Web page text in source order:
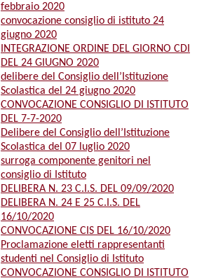
febbraio 2020
convocazione consiglio di istituto 24
giugno 2020
INTEGRAZIONE ORDINE DEL GIORNO CDI
DEL 24 GIUGNO 2020
delibere del Consiglio dell’Istituzione
Scolastica del 24 giugno 2020
CONVOCAZIONE CONSIGLIO DI ISTITUTO
DEL 7-7-2020
Delibere del Consiglio dell’Istituzione
Scolastica del 07 luglio 2020
surroga componente genitori nel
consiglio di Istituto
DELIBERA N. 23 C.I.S. DEL 09/09/2020
DELIBERA N. 24 E 25 C.I.S. DEL
16/10/2020
CONVOCAZIONE CIS DEL 16/10/2020
Proclamazione eletti rappresentanti
studenti nel Consiglio di Istituto
CONVOCAZIONE CONSIGLIO DI ISTITUTO